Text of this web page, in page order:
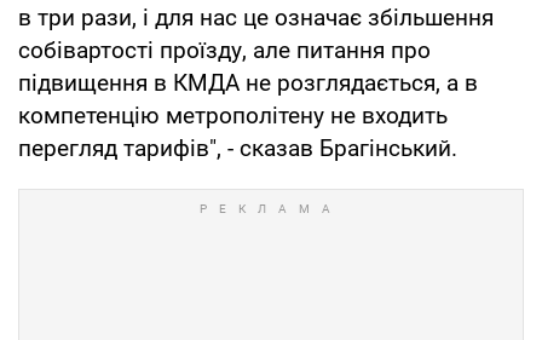
в три рази, і для нас це означає збільшення
собівартості проїзду, але питання про
підвищення в КМДА не розглядається, а в
компетенцію метрополітену не входить
перегляд тарифів", - сказав Брагінський.